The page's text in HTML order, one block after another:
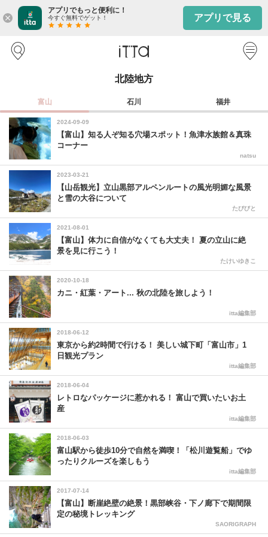
close
アプリでもっと便利に！
今すぐ無料でゲット！
star star star star star
アプリで見る
北陸地方
富山 石川 福井
2024-09-09
【富山】知る人ぞ知る穴場スポット！魚津水族館＆真珠
コーナー
natsu
2023-03-21
【山岳観光】立山黒部アルペンルートの風光明媚な風景
と雪の大谷について
たびびと
2021-08-01
【富山】体力に自信がなくても大丈夫！ 夏の立山に絶
景を見に行こう！
たけいゆきこ
2020-10-18
カニ・紅葉・アート... 秋の北陸を旅しよう！
itta編集部
2018-06-12
東京から約2時間で行ける！ 美しい城下町「富山市」1
日観光プラン
itta編集部
2018-06-04
レトロなパッケージに惹かれる！ 富山で買いたいお土
産
itta編集部
2018-06-03
富山駅から徒歩10分で自然を満喫！「松川遊覧船」でゆ
ったりクルーズを楽しもう
itta編集部
2017-07-14
【富山】断崖絶壁の絶景！黒部峡谷・下ノ廊下で期間限
定の秘境トレッキング
SAORIGRAPH